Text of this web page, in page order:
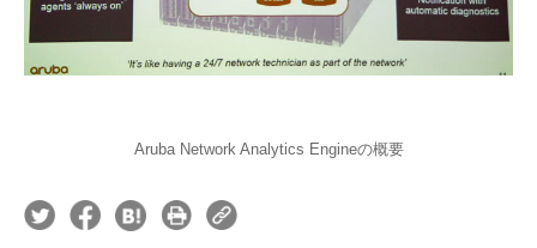
Aruba Network Analytics Engineの概要